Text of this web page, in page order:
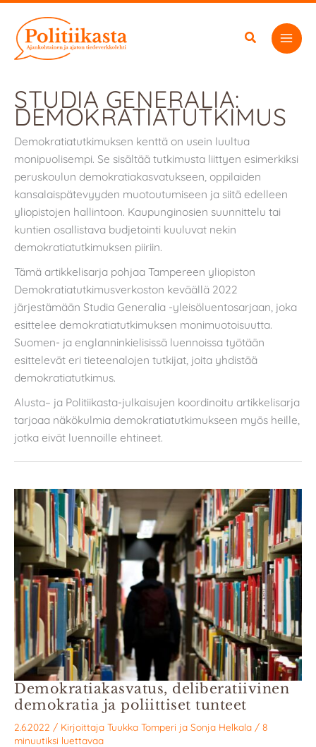
sisältöön
STUDIA GENERALIA:
DEMOKRATIATUTKIMUS
Demokratiatutkimuksen kenttä on usein luultua
monipuolisempi. Se sisältää tutkimusta liittyen esimerkiksi
peruskoulun demokratiakasvatukseen, oppilaiden
kansalaispätevyyden muotoutumiseen ja siitä edelleen
yliopistojen hallintoon. Kaupunginosien suunnittelu tai
kuntien osallistava budjetointi kuuluvat nekin
demokratiatutkimuksen piiriin.
Tämä artikkelisarja pohjaa Tampereen yliopiston
Demokratiatutkimusverkoston keväällä 2022
järjestämään Studia Generalia -yleisöluentosarjaan, joka
esittelee demokratiatutkimuksen monimuotoisuutta.
Suomen- ja englanninkielisissä luennoissa työtään
esittelevät eri tieteenalojen tutkijat, joita yhdistää
demokratiatutkimus.
Alusta– ja Politiikasta-julkaisujen koordinoitu artikkelisarja
tarjoaa näkökulmia demokratiatutkimukseen myös heille,
jotka eivät luennoille ehtineet.
Demokratiakasvatus, deliberatiivinen
demokratia ja poliittiset tunteet
2.6.2022 / Kirjoittaja Tuukka Tomperi ja Sonja Helkala / 8
minuutiksi luettavaa